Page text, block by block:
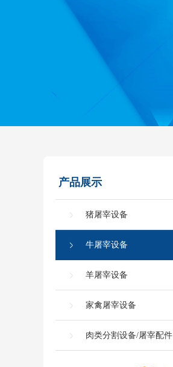
产品展示
猪屠宰设备
牛屠宰设备
羊屠宰设备
家禽屠宰设备
肉类分割设备/屠宰配件